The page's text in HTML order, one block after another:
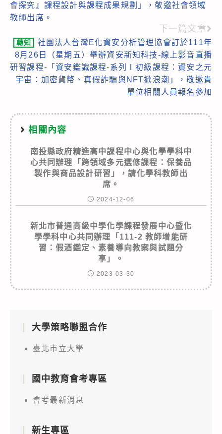
會探究』課程設計與課程成果規劃」，敬邀社會領域
教師出席。
下一篇文章
轉知
社團法人台灣E化資安分析管理協會訂於111年
8月26日（星期五）舉辦資安新知科技-線上影音直播
研習課程-「資安鑑識課程-系列Ⅰ初級課程：資安之元
宇宙：加密貨幣、真假詐騙與NFT掀浪潮」，敬邀貴
單位相關人員報名參加
相關內容
南投縣政府精進高中課程中心與化學學科中
心共同辦理「跨領域多元選修課程：保養品
製作與商品設計研習」，請化學科教師出
席。
2024-12-06
新北市普通高級中學化學課程發展中心暨化
學學科中心共同辦理「111-2 教師增能研
習：假酒鑑定、素養導向教案與試題分
享」。
2023-03-30
大學策略聯盟合作
臺北市立大學
國中教育會考專區
會考最新消息
新生專區